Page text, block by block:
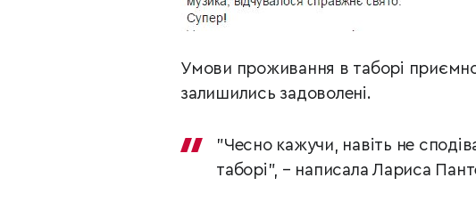
Умови проживання в таборі приємно
залишились задоволені.
"Чесно кажучи, навіть не
таборі", – написала Лариса